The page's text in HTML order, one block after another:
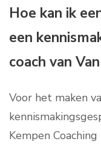
Hoe kan ik
een
coach van
Voor het maken
Kempen